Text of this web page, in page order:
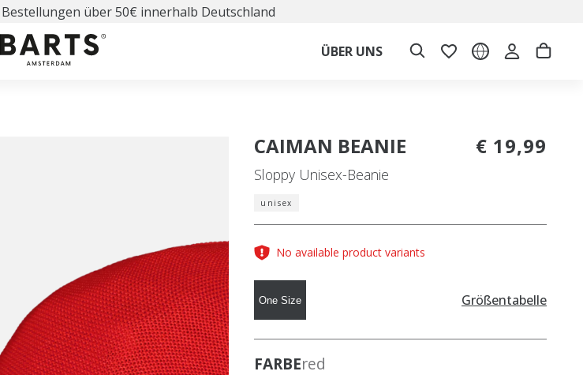
über 50€ innerhalb Deutschland
ÜBER UNS
CAIMAN BEANIE
Sloppy Unisex-Beanie
€ 19,99
unisex
No available product variants
One Size Größentabelle
FARBEred